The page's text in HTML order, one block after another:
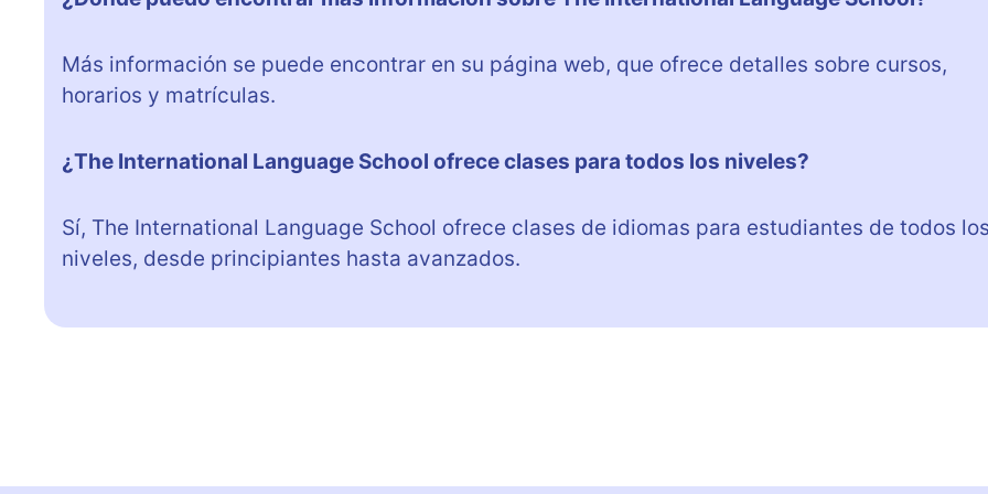
Más información se puede encontrar en su página web, que ofrece detalles sobre cursos,
horarios y matrículas.
¿The International Language School ofrece clases para todos los niveles?
Sí, The International Language School ofrece clases de idiomas para estudiantes de todos
niveles, desde principiantes hasta avanzados.